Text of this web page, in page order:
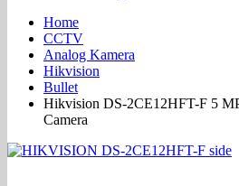
Home
CCTV
Analog Kamera
Hikvision
Bullet
Hikvision DS-2CE12HFT-F 5
Camera